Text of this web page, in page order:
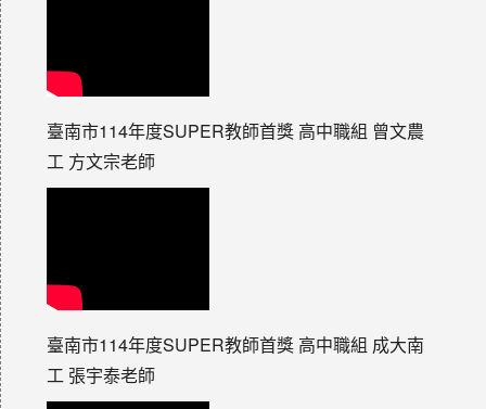
臺南市114年度SUPER教師首獎 高中職組 曾文農
工 方文宗老師
臺南市114年度SUPER教師首獎 高中職組 成大南
工 張宇泰老師